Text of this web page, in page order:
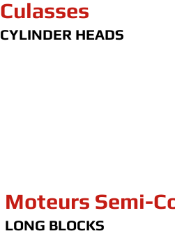
Culasses
CYLINDER HEADS
Moteurs Semi-
LONG BLOCKS